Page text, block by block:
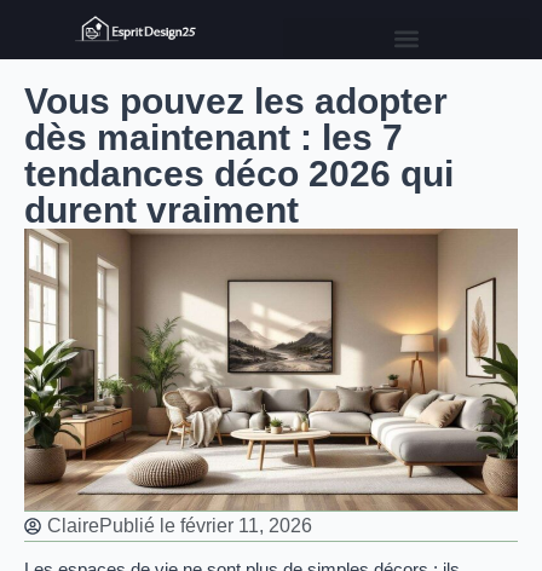
Vous pouvez les adopter
dès maintenant : les 7
tendances déco 2026 qui
durent vraiment
ClairePublié le février 11, 2026